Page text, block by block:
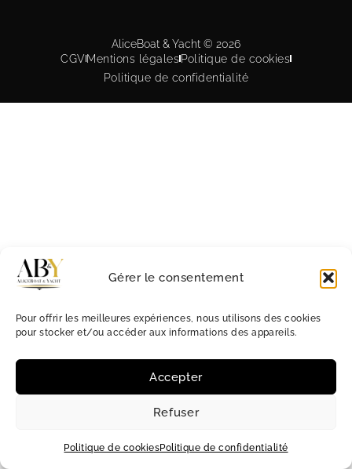
Gérer le consentement
Pour offrir les meilleures expériences, nous utilisons des cookies
pour stocker et/ou accéder aux informations des appareils.
Accepter
Refuser
Politique de cookiesPolitique de confidentialité
AliceBoat & Yacht © 2026
CGVMentions légalesPolitique de cookies
Politique de confidentialité